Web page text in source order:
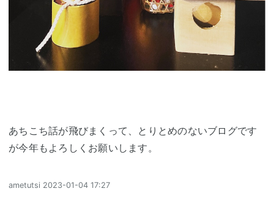
あちこち話が飛びまくって、とりとめのないブログです
が今年もよろしくお願いします。
ametutsi 2023-01-04 17:27